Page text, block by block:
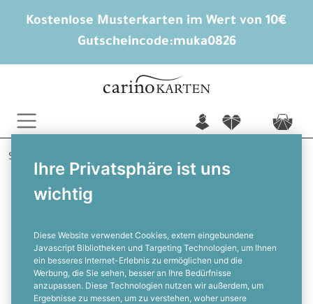
Kostenlose Musterkarten im Wert von 10€
Gutscheincode:muka0826
Ihre Privatsphäre ist uns
wichtig
Diese Website verwendet Cookies, extern eingebundene
Javascript Bibliotheken und Targeting Technologien, um Ihnen
ein besseres Internet-Erlebnis zu ermöglichen und die
Werbung, die Sie sehen, besser an Ihre Bedürfnisse
anzupassen. Diese Technologien nutzen wir außerdem, um
Ergebnisse zu messen, um zu verstehen, woher unsere
n f c
Startseite
Lesley und Peter
Tischplan für die Hochzeit im Fineart